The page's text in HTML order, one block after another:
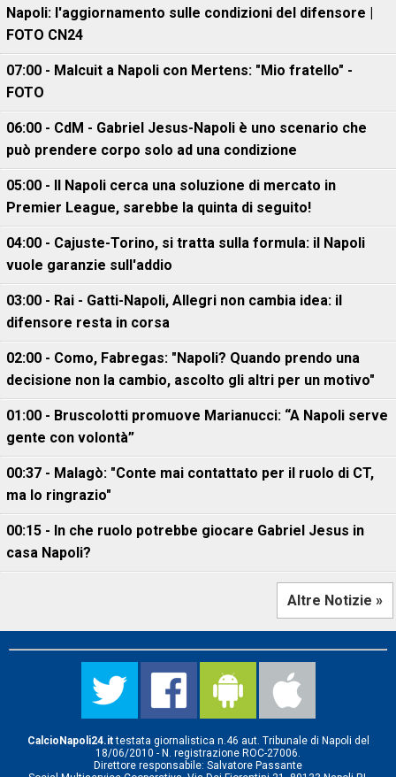
Napoli: l'aggiornamento sulle condizioni del difensore |
FOTO CN24
07:00 - Malcuit a Napoli con Mertens: "Mio fratello" -
FOTO
06:00 - CdM - Gabriel Jesus-Napoli è uno scenario che
può prendere corpo solo ad una condizione
05:00 - Il Napoli cerca una soluzione di mercato in
Premier League, sarebbe la quinta di seguito!
04:00 - Cajuste-Torino, si tratta sulla formula: il Napoli
vuole garanzie sull'addio
03:00 - Rai - Gatti-Napoli, Allegri non cambia idea: il
difensore resta in corsa
02:00 - Como, Fabregas: "Napoli? Quando prendo una
decisione non la cambio, ascolto gli altri per un motivo"
01:00 - Bruscolotti promuove Marianucci: “A Napoli serve
gente con volontà”
00:37 - Malagò: "Conte mai contattato per il ruolo di CT,
ma lo ringrazio"
00:15 - In che ruolo potrebbe giocare Gabriel Jesus in
casa Napoli?
Altre Notizie »
CalcioNapoli24.ittestata giornalistica n.46 aut. Tribunale di Napoli del
18/06/2010 - N. registrazione ROC-27006.
Direttore responsabile: Salvatore Passante